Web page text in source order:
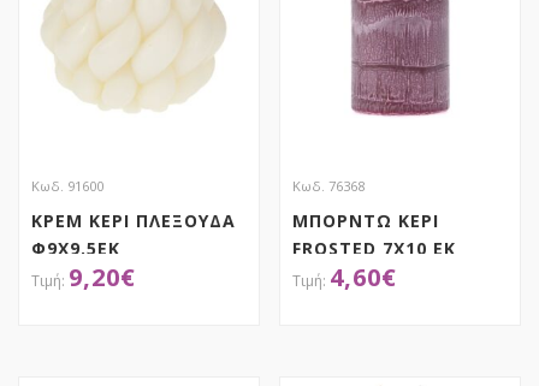
Κωδ. 91600
ΚΡΕΜ ΚΕΡΙ ΠΛΕΞΟΥΔΑ
Φ9Χ9,5ΕΚ
ΧΕΙΡΟΠΟΙΗΤΟ
9,20€
Κωδ. 76368
ΜΠΟΡΝΤΩ ΚΕΡΙ
FROSTED 7Χ10 ΕΚ
4,60€